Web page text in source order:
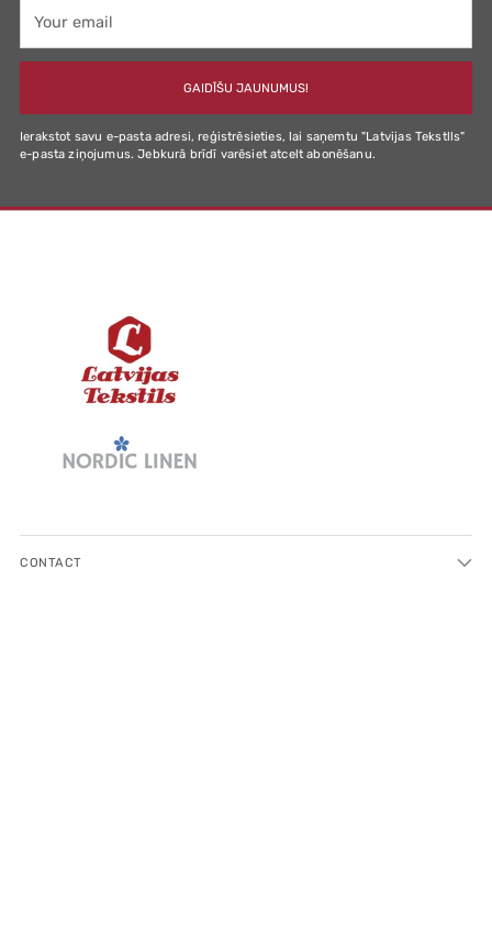
email
GAIDĪŠU JAUNUMUS!
Ierakstot savu e-pasta adresi, reģistrēsieties, lai saņemtu "Latvijas Tekstlls"
e-pasta ziņojumus. Jebkurā brīdī varēsiet atcelt abonēšanu.
CONTACT